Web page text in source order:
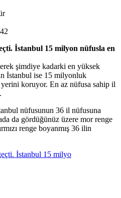
İstanbul 15 milyon nüfusla en
şimdiye kadarki en yüksek
İstanbul ise 15 milyonluk
koruyor. En az nüfusa sahip il
nüfusunun 36 il nüfusuna
da gördüğünüz üzere mor renge
renge boyanmış 36 ilin